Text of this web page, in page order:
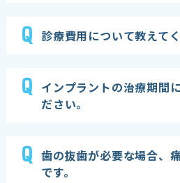
Q 診療費用について教えてく
Q インプラントの治療期間
ださい。
Q 歯の抜歯が必要な場合、
です。